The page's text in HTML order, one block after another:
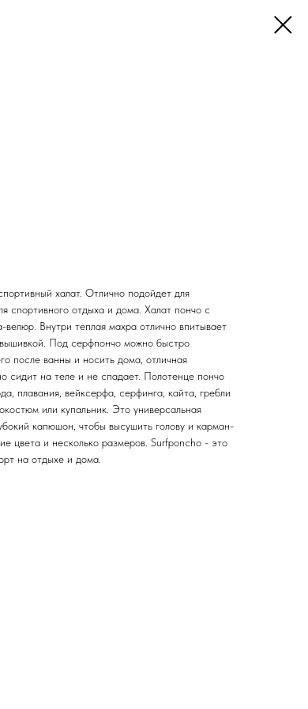
халат. Отлично подойдет для
спортивного отдыха и дома. Халат пончо с
Внутри теплая махра отлично впитывает
Под серфпончо можно быстро
после ванны и носить дома, отличная
сидит на теле и не спадает. Полотенце пончо
плавания, вейксерфа, серфинга, кайта, гребли
или купальник. Это универсальная
капюшон, чтобы высушить голову и карман-
цвета и несколько размеров. Surfponcho - это
на отдыхе и дома.